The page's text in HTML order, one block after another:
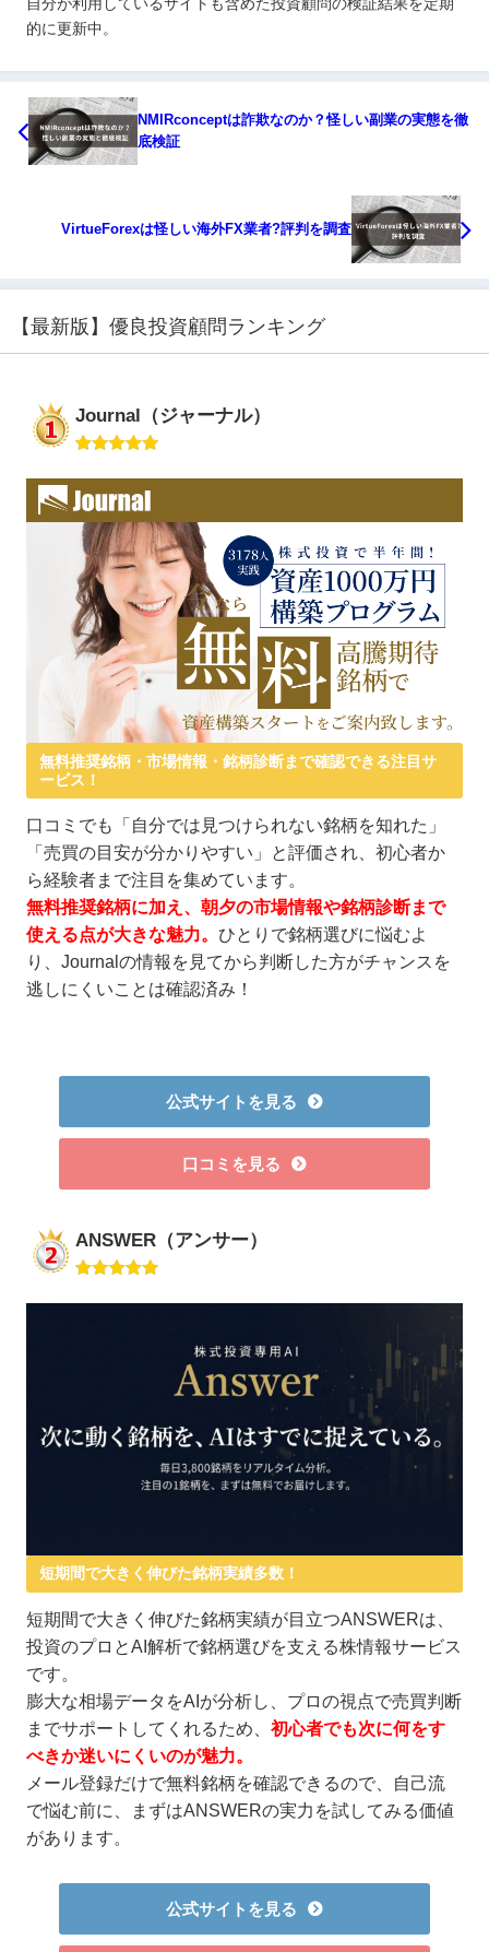
自分が利用しているサイトも含めた投資顧問の検証結果を定期
的に更新中。
NMIRconceptは詐欺なのか？怪しい副業の実態を徹
底検証
VirtueForexは怪しい海外FX業者?評判を調査
【最新版】優良投資顧問ランキング
Journal（ジャーナル）
無料推奨銘柄・市場情報・銘柄診断まで確認できる注目サ
ービス！
口コミでも「自分では見つけられない銘柄を知れた」
「売買の目安が分かりやすい」と評価され、初心者か
ら経験者まで注目を集めています。
無料推奨銘柄に加え、朝夕の市場情報や銘柄診断まで
使える点が大きな魅力。 ひとりで銘柄選びに悩むよ
り、Journalの情報を見てから判断した方がチャンスを
逃しにくいことは確認済み！
公式サイトを見る
口コミを見る
ANSWER（アンサー）
短期間で大きく伸びた銘柄実績多数！
短期間で大きく伸びた銘柄実績が目立つANSWERは、
投資のプロとAI解析で銘柄選びを支える株情報サービス
です。
膨大な相場データをAIが分析し、プロの視点で売買判断
までサポートしてくれるため、初心者でも次に何をす
べきか迷いにくいのが魅力。
メール登録だけで無料銘柄を確認できるので、自己流
で悩む前に、まずはANSWERの実力を試してみる価値
があります。
公式サイトを見る